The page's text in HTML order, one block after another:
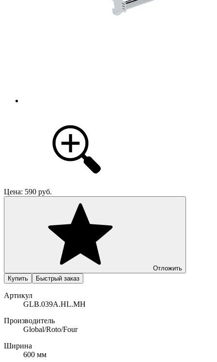
Цена: 590 руб.
Отложить
Купить
Быстрый заказ
Артикул
GLB.039A.HL.MH
Производитель
Global/Roto/Four
Ширина
600 мм